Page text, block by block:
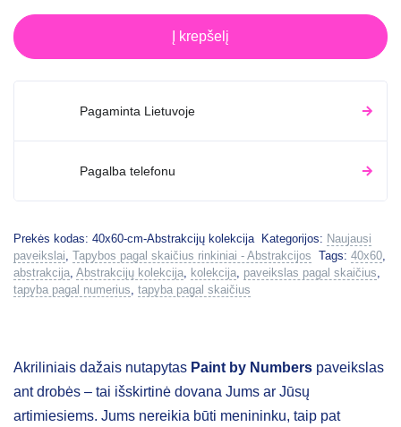
Į krepšelį
Pagaminta Lietuvoje
Pagalba telefonu
Prekės kodas: 40x60-cm-Abstrakcijų kolekcija Kategorijos: Naujausi
paveikslai, Tapybos pagal skaičius rinkiniai - Abstrakcijos Tags: 40x60,
abstrakcija, Abstrakcijų kolekcija, kolekcija, paveikslas pagal skaičius,
tapyba pagal numerius, tapyba pagal skaičius
Akriliniais dažais nutapytas Paint by Numbers paveikslas
ant drobės – tai išskirtinė dovana Jums ar Jūsų
artimiesiems. Jums nereikia būti menininku, taip pat